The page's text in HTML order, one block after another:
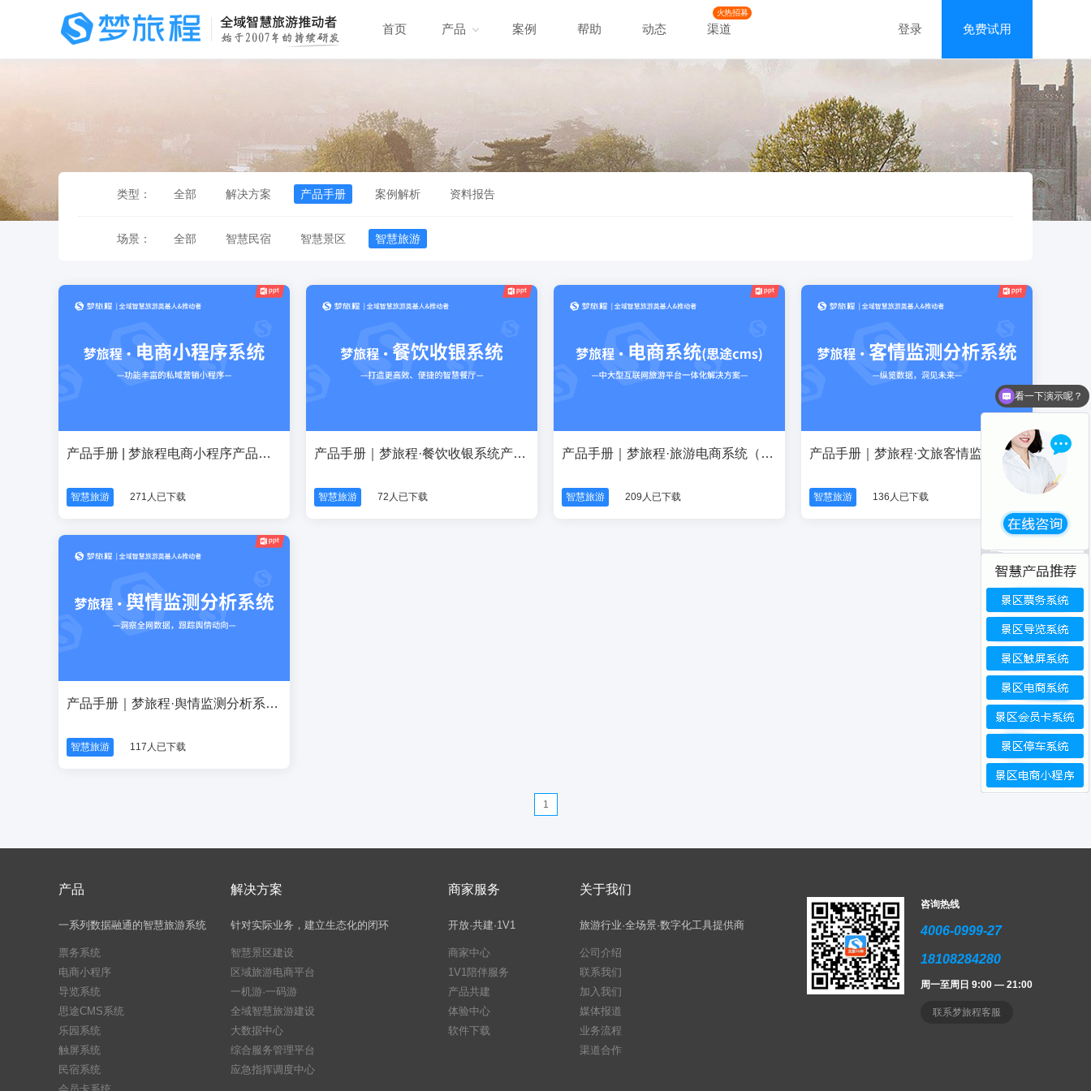
首页 产品 案例 帮助 动态
火热招募
渠道 登录 免费试用
类型： 全部 解决方案 产品手册 案例解析 资料报告
场景： 全部 智慧民宿 智慧景区 智慧旅游
产品手册 | 梦旅程电商小程序产品介绍
智慧旅游 271人已下载
产品手册｜梦旅程·餐饮收银系统产品手册
智慧旅游 72人已下载
产品手册｜梦旅程·旅游电商系统（思途CMS）产品手册
智慧旅游 209人已下载
产品手册｜梦旅程·文旅客情监测分析系统产品手册
智慧旅游 136人已下载
产品手册｜梦旅程·舆情监测分析系统产品手册
智慧旅游 117人已下载
1
产品
一系列数据融通的智慧旅游系统
票务系统
电商小程序
导览系统
思途CMS系统
乐园系统
触屏系统
民宿系统
解决方案
针对实际业务，建立生态化的闭环
智慧景区建设
区域旅游电商平台
一机游·一码游
全域智慧旅游建设
大数据中心
综合服务管理平台
应急指挥调度中心
商家服务
开放·共建·1V1
商家中心
1V1陪伴服务
产品共建
体验中心
软件下载
关于我们
旅游行业·全场景·数字化工具提供商
公司介绍
联系我们
加入我们
媒体报道
业务流程
渠道合作
咨询热线
4006-0999-27
18108284280
周一至周日 9:00 — 21:00
联系梦旅程客服
在线咨询
微信咨询
电话咨询
看一下演示呢？